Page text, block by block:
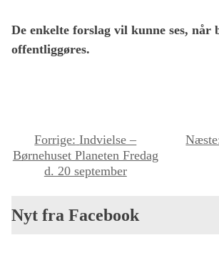
De enkelte forslag vil kunne ses, når
offentliggøres.
n
l
Forrige: Indvielse –
Børnehuset Planeten Fredag
d. 20 september
Nyt fra Facebook